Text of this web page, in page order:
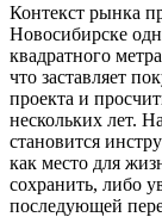
Контекст рынка
Новосибирске
квадратного
что заставляет
проекта и
нескольких лет.
становится
как место для
сохранить, либо
последующей